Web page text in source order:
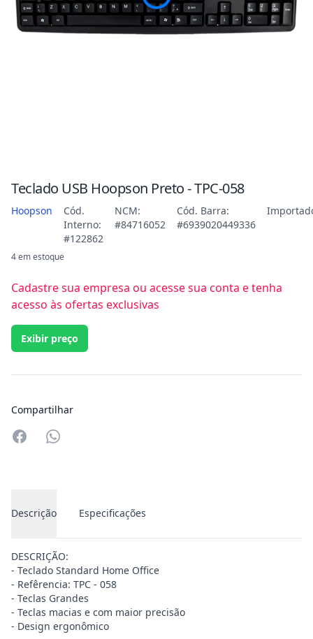
Teclado USB Hoopson Preto - TPC-058
Hoopson
Cód.
Interno:
#122862
NCM:
#84716052
Cód. Barra:
#6939020449336
4 em estoque
Cadastre sua empresa ou acesse sua conta e tenha
acesso às ofertas exclusivas
Exibir preço
Compartilhar
Compartilhar no Whatsapp
Descrição Especificações
DESCRIÇÃO:
- Teclado Standard Home Office
- Refêrencia: TPC - 058
- Teclas Grandes
- Teclas macias e com maior precisão
- Design ergonômico